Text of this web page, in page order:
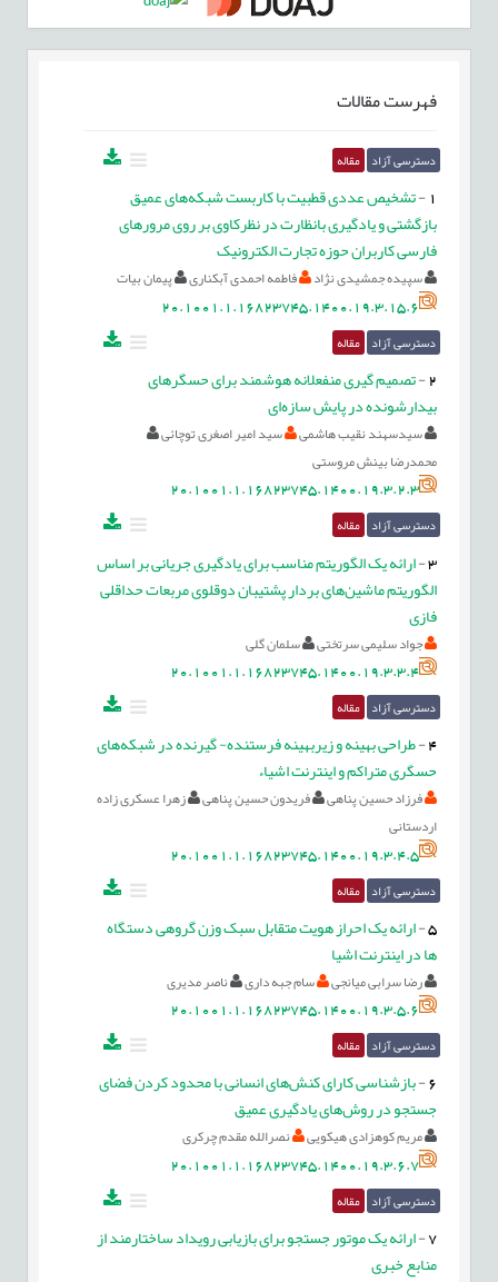
فهرست مقالات
دسترسی آزاد مقاله
-تشخیص عددی قطبیت با کاربست شبکه‌های عمیق
بازگشتی و یادگیری بانظارت در نظرکاوی بر روی مرورهای
فارسی کاربران حوزه تجارت الکترونیک‌
سپیده جمشیدی نژاد فاطمه احمدی آبکناری پیمان بیات
20.1001.1.16823745.1400.19.3.15.6
دسترسی آزاد مقاله
2
-تصمیم گیری منفعلانه هوشمند برای حسگرهای
بیدارشونده در پایش سازه‌ای
سیدسهند نقیب هاشمی
سید امیر اصغری توچائی
محمدرضا بینش مروستی
20.1001.1.16823745.1400.19.3.2.3
دسترسی آزاد مقاله
3
-ارائه یک الگوریتم مناسب برای یادگیری جریانی بر اساس
الگوریتم ماشین‌های بردار پشتیبان دوقلوی مربعات حداقلی
فازی
جواد سلیمی سرتختی سلمان گلی
20.1001.1.16823745.1400.19.3.3.4
دسترسی آزاد مقاله
4
-طراحی بهینه و زیربهینه فرستنده- گیرنده در شبکه‌های
حسگری متراکم و اینترنت اشیاء
فرزاد حسین پناهی فریدون حسین پناهی
زهرا عسکری زاده
اردستانی
20.1001.1.16823745.1400.19.3.4.5
دسترسی آزاد مقاله
5
-ارائه یک احراز هویت متقابل سبک وزن گروهی دستگاه
ها در اینترنت اشیا
رضا سرابی میانجی سام جبه داری ناصر مدیری
20.1001.1.16823745.1400.19.3.5.6
دسترسی آزاد مقاله
6
-بازشناسی کارای کنش‌های انسانی با محدود کردن فضای
جستجو در روش‌های یادگیری عمیق
مریم کوهزادی هیکویی نصرالله مقدم چرکری
20.1001.1.16823745.1400.19.3.6.7
دسترسی آزاد مقاله
7
-ارائه یک موتور جستجو برای بازیابی رویداد ساختارمند از
منابع خبری